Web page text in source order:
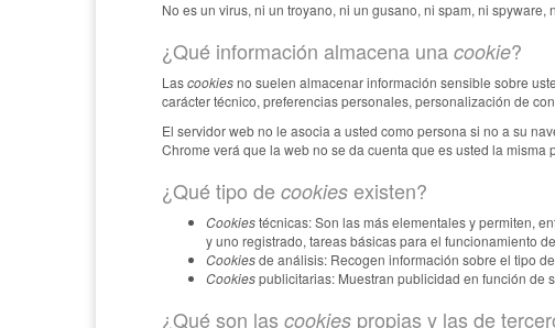
No es un virus, ni un troyano, ni un gusano, ni spam, ni spyware,
¿Qué información almacena una cookie?
Lascookiesno suelen almacenar información sensible sobre
carácter técnico, preferencias personales, personalización de
El servidor web no le asocia a usted como persona si no a su
Chrome verá que la web no se da cuenta que es usted la
¿Qué tipo de cookies existen?
Cookiestécnicas: Son las más elementales y permiten,
y uno registrado, tareas básicas para el funcionamiento
Cookiesde análisis: Recogen información sobre el tipo
Cookiespublicitarias: Muestran publicidad en función de
¿Qué son las cookies propias y las de